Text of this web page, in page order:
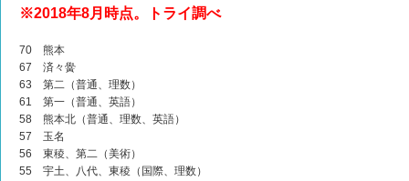
※2018年8月時点。トライ調べ
70 熊本
67 済々黌
63 第二（普通、理数）
61 第一（普通、英語）
58 熊本北（普通、理数、英語）
57 玉名
56 東稜、第二（美術）
55 宇土、八代、東稜（国際、理数）